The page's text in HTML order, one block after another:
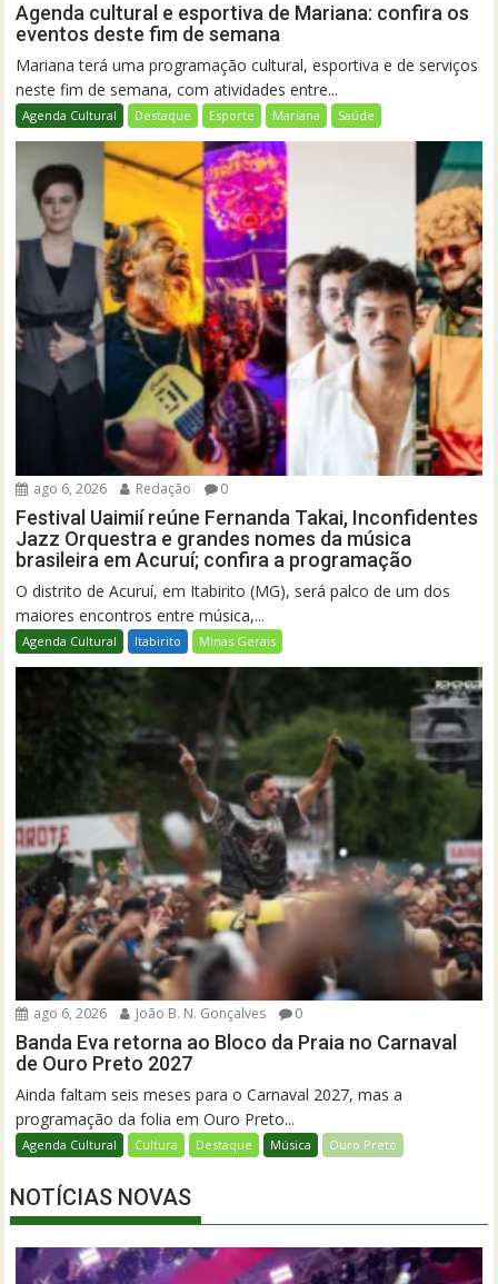
Agenda cultural e esportiva de Mariana: confira os
eventos deste fim de semana
Mariana terá uma programação cultural, esportiva e de serviços
neste fim de semana, com atividades entre...
Agenda Cultural Destaque Esporte Mariana Saúde
ago 6, 2026 Redação 0
Festival Uaimií reúne Fernanda Takai, Inconfidentes
Jazz Orquestra e grandes nomes da música
brasileira em Acuruí; confira a programação
O distrito de Acuruí, em Itabirito (MG), será palco de um dos
maiores encontros entre música,...
Agenda Cultural Itabirito Minas Gerais
ago 6, 2026 João B. N. Gonçalves 0
Banda Eva retorna ao Bloco da Praia no Carnaval
de Ouro Preto 2027
Ainda faltam seis meses para o Carnaval 2027, mas a
programação da folia em Ouro Preto...
Agenda Cultural Cultura Destaque Música Ouro Preto
NOTÍCIAS NOVAS